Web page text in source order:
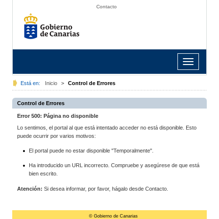
Contacto
Toggle
navigation
Está en: Inicio > Control de Errores
Control de Errores
Error 500: Página no disponible
Lo sentimos, el portal al que está intentado acceder no está disponible. Esto
puede ocurrir por varios motivos:
El portal puede no estar disponible "Temporalmente".
Ha introducido un URL incorrecto. Compruebe y asegúrese de que está
bien escrito.
Atención: Si desea informar, por favor, hágalo desde Contacto.
© Gobierno de Canarias